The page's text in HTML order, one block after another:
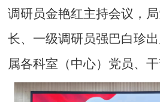
调研员金艳红主持会议，
长、一级调研员强巴白珍
属各科室（中心）党员、干